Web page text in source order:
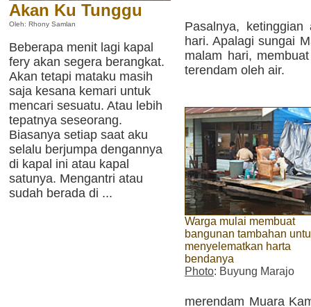
Akan Ku Tunggu
Oleh: Rhony Samlan
Beberapa menit lagi kapal
fery akan segera berangkat.
Akan tetapi mataku masih
saja kesana kemari untuk
mencari sesuatu. Atau lebih
tepatnya seseorang.
Biasanya setiap saat aku
selalu berjumpa dengannya
di kapal ini atau kapal
satunya. Mengantri atau
sudah berada di ...
Pasalnya,
hari. Apalagi sungai
malam hari,
terendam oleh air.
Warga mulai membuat
bangunan tambahan
menyelematkan harta
bendanya
Photo: Buyung Marajo
merendam Muara